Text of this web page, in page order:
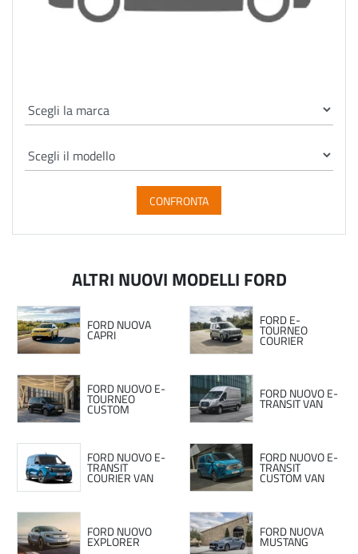
CONFRONTA
ALTRI NUOVI MODELLI FORD
FORD NUOVA
CAPRI
FORD E-
TOURNEO
COURIER
FORD NUOVO E-
TOURNEO
CUSTOM
FORD NUOVO E-
TRANSIT VAN
FORD NUOVO E-
TRANSIT
COURIER VAN
FORD NUOVO E-
TRANSIT
CUSTOM VAN
FORD NUOVO
EXPLORER
FORD NUOVA
MUSTANG